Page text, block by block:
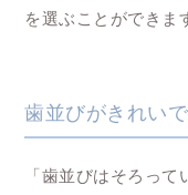
を選ぶことができま
歯並びがきれい
「歯並びはそろっ